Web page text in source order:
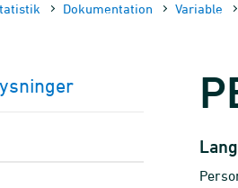
Dokumen­tation Variable